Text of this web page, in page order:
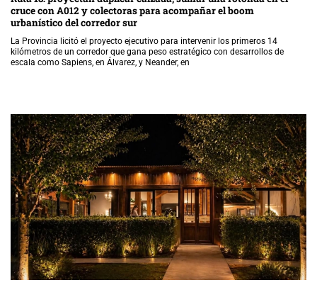
cruce con A012 y colectoras para acompañar el boom
urbanístico del corredor sur
La Provincia licitó el proyecto ejecutivo para intervenir los primeros 14
kilómetros de un corredor que gana peso estratégico con desarrollos de
escala como Sapiens, en Álvarez, y Neander, en